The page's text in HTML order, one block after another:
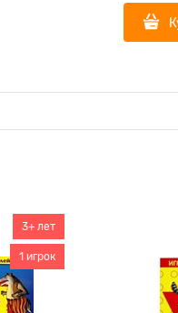
3+ лет
1 игрок